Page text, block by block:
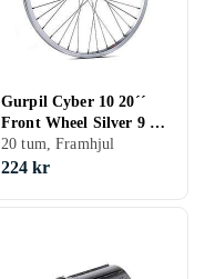
Gurpil Cyber 10 20´´
Front Wheel Silver 9 x
100 mm
20 tum, Framhjul
224 kr